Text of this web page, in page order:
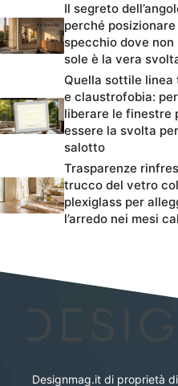
Il segreto
perché
specchio dove
sole è la vera
Quella sottile linea
e claustrofobia:
liberare le finestre
essere la svolta
salotto
Trasparenze
trucco del vetro
plexiglass per
l’arredo nei mesi
Designmag.it di proprietà